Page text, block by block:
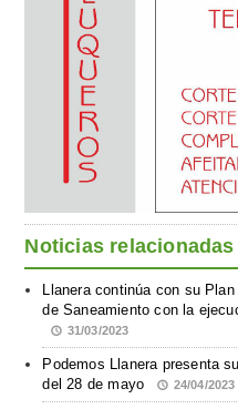
Noticias relacionadas
Llanera continúa con su
de Saneamiento con la
31/03/2023
Podemos Llanera presenta
del 28 de mayo
24/04/2023